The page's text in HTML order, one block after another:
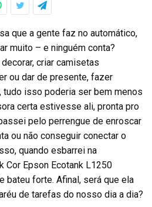
que a gente faz no automático,
muito – e ninguém conta?
criar camisetas
ou dar de presente, fazer
tudo isso poderia ser bem menos
certa estivesse ali, pronta pro
pelo perrengue de enroscar
ou não conseguir conectar o
quando esbarrei na
Cor Epson Ecotank L1250
bateu forte. Afinal, será que ela
de tarefas do nosso dia a dia?